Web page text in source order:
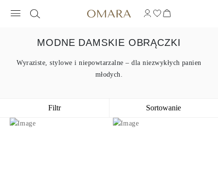
MODNE DAMSKIE OBRĄCZKI
Wyraziste, stylowe i niepowtarzalne – dla niezwykłych panien
młodych.
Filtr Sortowanie